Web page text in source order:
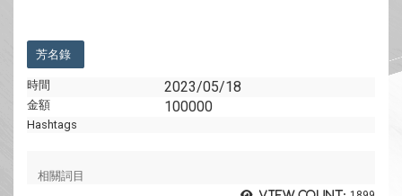
芳名錄
時間 2023/05/18
金額 100000
Hashtags
相關詞目